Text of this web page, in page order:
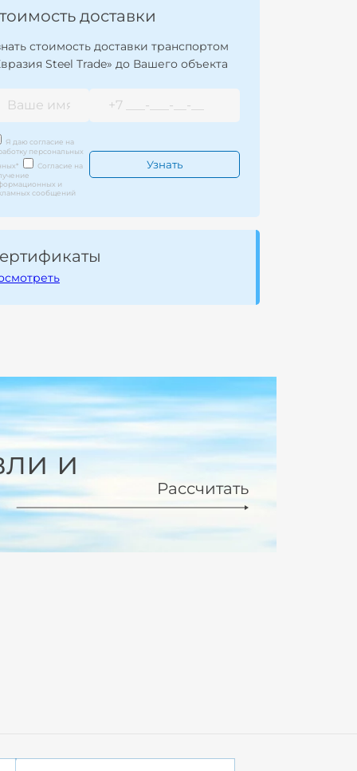
доставки
стоимость доставки транспортом
Steel Trade» до Вашего объекта
Я даю согласие на
персональных
*
Согласие на
и
сообщений
и
Рассчитать